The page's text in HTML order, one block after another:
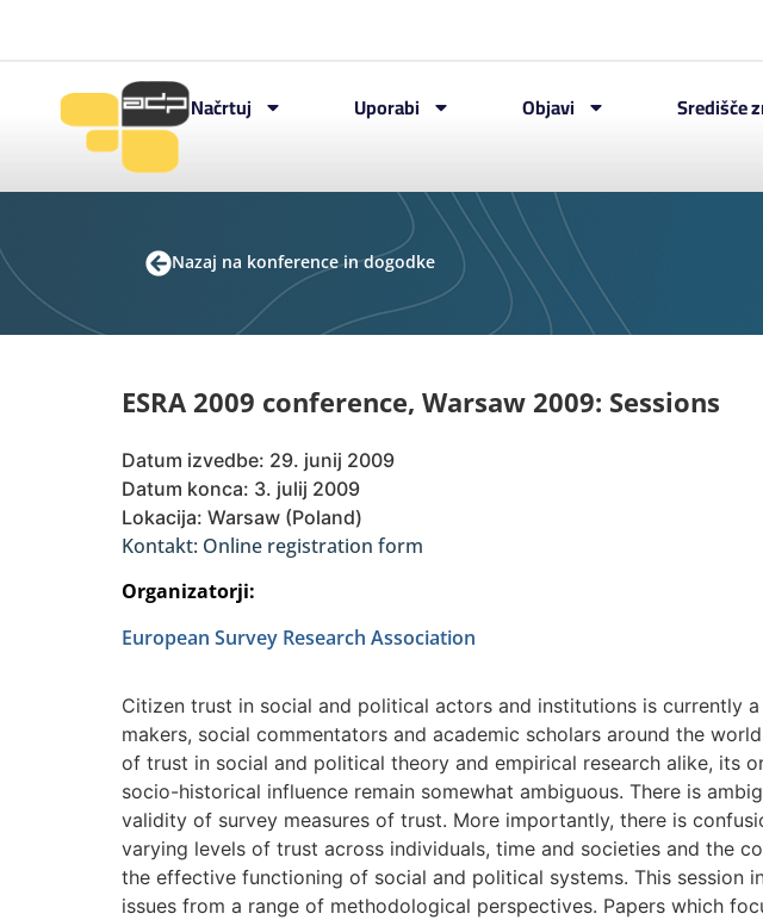
Načrtuj Uporabi Objavi Središče
Nazaj na konference in dogodke
ESRA 2009 conference, Warsaw 2009: Sessions
Datum izvedbe: 29. junij 2009
Datum konca: 3. julij 2009
Lokacija: Warsaw (Poland)
Kontakt: Online registration form
Organizatorji:
European Survey Research Association
Citizen trust in social and political actors and institutions is currently
makers, social commentators and academic scholars around the
of trust in social and political theory and empirical research alike, its
socio-historical influence remain somewhat ambiguous. There is
validity of survey measures of trust. More importantly, there is
varying levels of trust across individuals, time and societies and the
the effective functioning of social and political systems. This session
issues from a range of methodological perspectives. Papers which